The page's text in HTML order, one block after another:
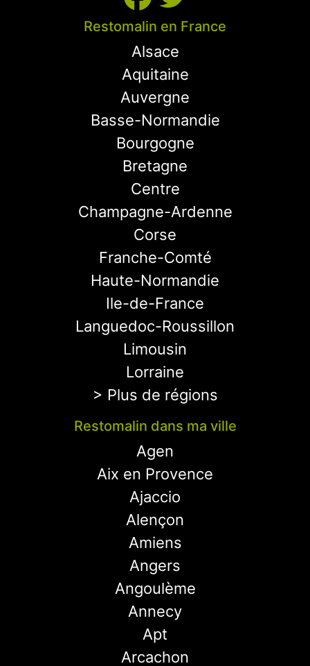
Restomalin en France
Alsace
Aquitaine
Auvergne
Basse-Normandie
Bourgogne
Bretagne
Centre
Champagne-Ardenne
Corse
Franche-Comté
Haute-Normandie
Ile-de-France
Languedoc-Roussillon
Limousin
Lorraine
> Plus de régions
Restomalin dans ma ville
Agen
Aix en Provence
Ajaccio
Alençon
Amiens
Angers
Angoulème
Annecy
Apt
Arcachon